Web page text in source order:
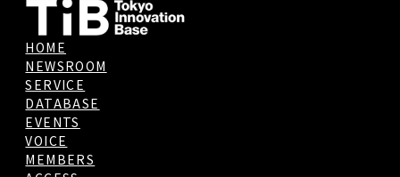
HOME
NEWSROOM
SERVICE
DATABASE
EVENTS
VOICE
MEMBERS